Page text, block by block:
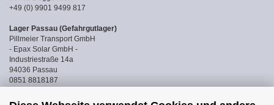
+49 (0) 9901 9499 817
Lager Passau (Gefahrgutlager)
Pillmeier Transport GmbH
- Epax Solar GmbH -
Industriestraße 14a
94036 Passau
0851 8818187